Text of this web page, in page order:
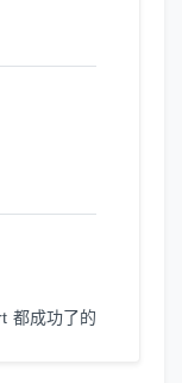
都成功了的